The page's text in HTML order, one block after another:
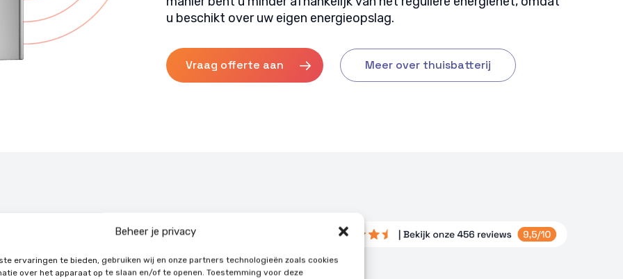
Beheer je privacy
ervaringen te bieden, gebruiken wij en onze partners technologieën zoals cookies
over het apparaat op te slaan en/of te openen. Toestemming voor deze
u beschikt over uw eigen energieopslag.
Vraag offerte aan Meer over thuisbatterij
gingen u